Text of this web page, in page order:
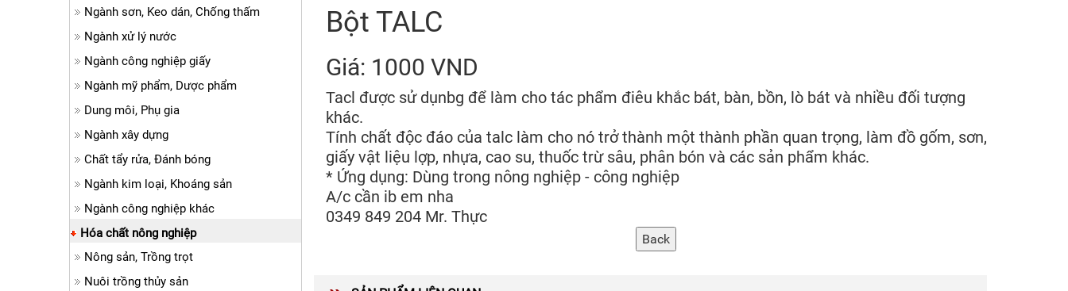
Bột TALC
Giá: 1000 VND
Tacl được sử dụnbg để làm cho tác phẩm điêu khắc bát, bàn, bồn, lò bát và nhiều đối tượng
khác.
Tính chất độc đáo của talc làm cho nó trở thành một thành phần quan trọng, làm đồ gốm, sơn,
giấy vật liệu lợp, nhựa, cao su, thuốc trừ sâu, phân bón và các sản phẩm khác.
* Ứng dụng: Dùng trong nông nghiệp - công nghiệp
A/c cần ib em nha
0349 849 204 Mr. Thực
Ngành sơn, Keo dán, Chống thấm
Ngành xử lý nước
Ngành công nghiệp giấy
Ngành mỹ phẩm, Dược phẩm
Dung môi, Phụ gia
Ngành xây dựng
Chất tẩy rửa, Đánh bóng
Ngành kim loại, Khoáng sản
Ngành công nghiệp khác
Hóa chất nông nghiệp
Nông sản, Trồng trọt
Nuôi trồng thủy sản